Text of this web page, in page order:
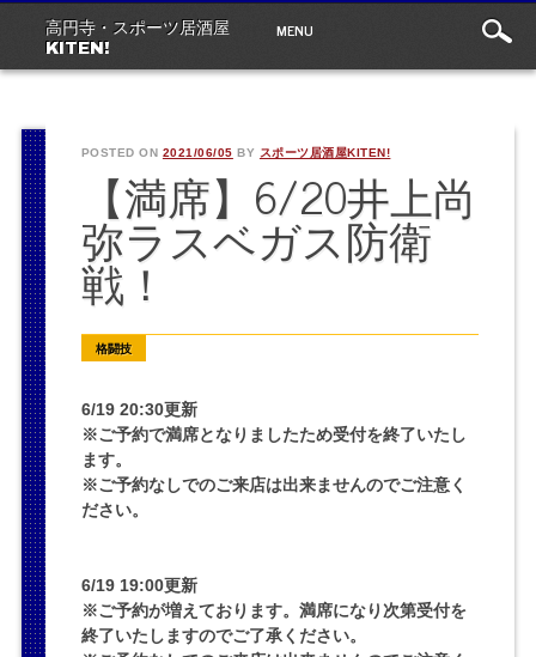
高円寺・スポーツ居酒屋
KITEN!
Main
MENU
POSTED ON 2021/06/05 BY スポーツ居酒屋KITEN!
【満席】6/20井上尚
弥ラスベガス防衛
戦！
格闘技
6/19 20:30更新
※ご予約で満席となりましたため受付を終了いたし
ます。
※ご予約なしでのご来店は出来ませんのでご注意く
ださい。
6/19 19:00更新
※ご予約が増えております。満席になり次第受付を
終了いたしますのでご了承ください。